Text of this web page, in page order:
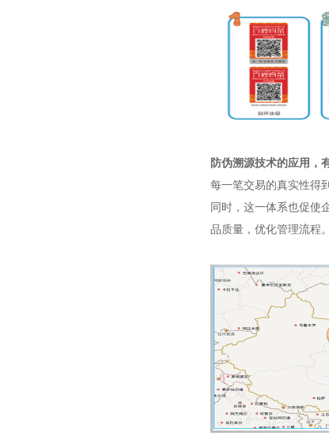
防伪溯源技术的应用，
每一笔交易的真实性得
同时，这一体系也促使
品质量，优化管理流程。